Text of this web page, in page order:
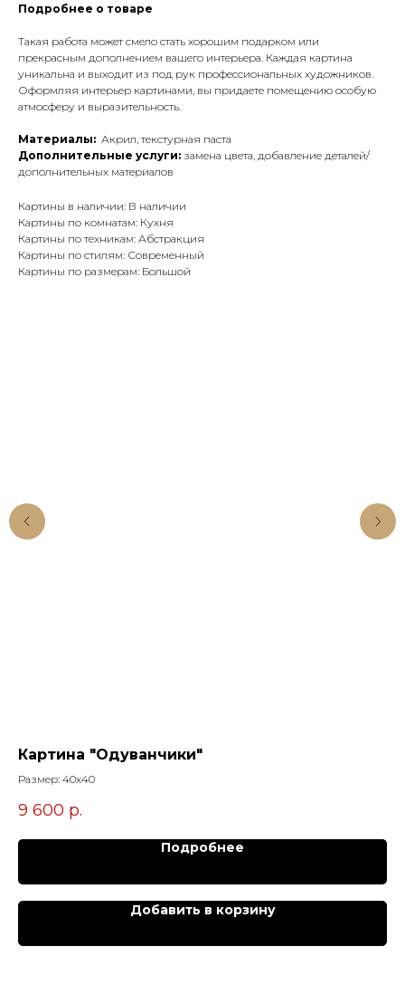
Подробнее о товаре
Такая работа может смело стать хорошим подарком или
прекрасным дополнением вашего интерьера. Каждая картина
уникальна и выходит из под рук профессиональных художников.
Оформляя интерьер картинами, вы придаете помещению особую
атмосферу и выразительность.
Материалы: Акрил, текстурная паста
Дополнительные услуги: замена цвета, добавление деталей/
дополнительных материалов
Картины в наличии: В наличии
Картины по комнатам: Кухня
Картины по техникам: Абстракция
Картины по стилям: Современный
Картины по размерам: Большой
Картина "Одуванчики"
Размер: 40х40
9 600 р.
Подробнее
Добавить в корзину